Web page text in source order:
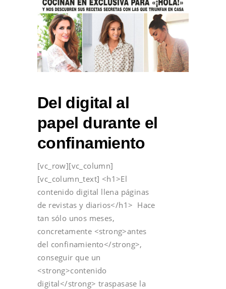
Del digital al
papel durante el
confinamiento
[vc_row][vc_column]
[vc_column_text] <h1>El
contenido digital llena páginas
de revistas y diarios</h1> Hace
tan sólo unos meses,
concretamente <strong>antes
del confinamiento</strong>,
conseguir que un
<strong>contenido
digital</strong> traspasase la